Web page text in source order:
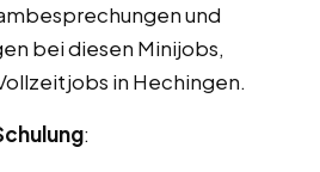
und
bei diesen Minijobs,
in Hechingen.
: